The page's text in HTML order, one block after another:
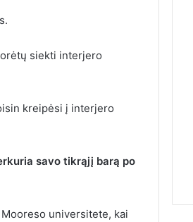
siekti interjero
kreipėsi į interjero
savo tikrąjį barą po
universitete, kai